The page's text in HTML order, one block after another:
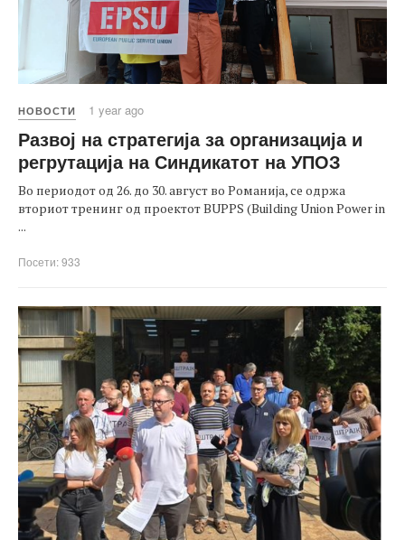
НОВОСТИ 1 year ago
Развој на стратегија за организација и
регрутација на Синдикатот на УПОЗ
Во периодот од 26. до 30. август во Романија, се одржа
вториот тренинг од проектот BUPPS (Building Union Power in
...
Посети: 933